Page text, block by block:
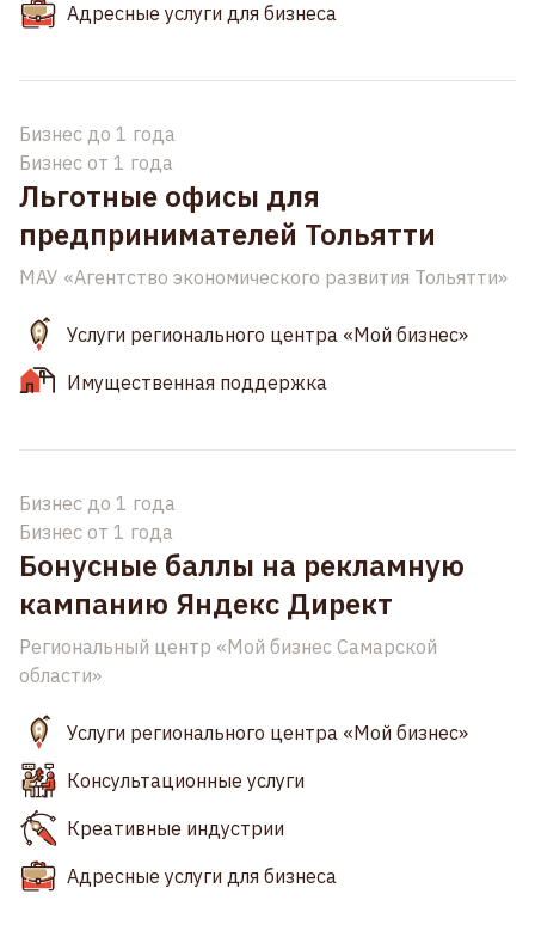
Адресные услуги для бизнеса
Бизнес до 1 года
Бизнес от 1 года
Льготные офисы для
предпринимателей Тольятти
МАУ «Агентство экономического развития Тольятти»
Услуги регионального центра «Мой бизнес»
Имущественная поддержка
Бизнес до 1 года
Бизнес от 1 года
Бонусные баллы на рекламную
кампанию Яндекс Директ
Региональный центр «Мой бизнес Самарской
области»
Услуги регионального центра «Мой бизнес»
Консультационные услуги
Креативные индустрии
Адресные услуги для бизнеса